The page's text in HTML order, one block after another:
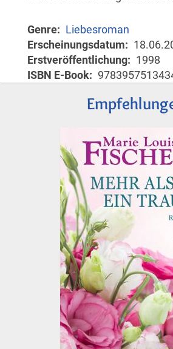
Genre
Liebesroman
Erscheinungsdatum
Erstveröffentlichung
1998
ISBN E-Book